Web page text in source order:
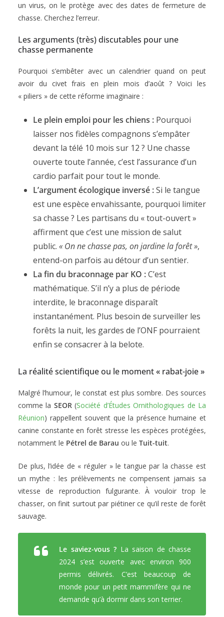
un virus, on le protège avec des dates de fermeture de
chasse. Cherchez l’erreur.
Les arguments (très) discutables pour une
chasse permanente
Pourquoi s’embêter avec un calendrier quand on peut
avoir du civet frais en plein mois d’août ? Voici les
« piliers » de cette réforme imaginaire :
Le plein emploi pour les chiens : Pourquoi
laisser nos fidèles compagnons s’empâter
devant la télé 10 mois sur 12 ? Une chasse
ouverte toute l’année, c’est l’assurance d’un
cardio parfait pour tout le monde.
L’argument écologique inversé :Si le tangue
est une espèce envahissante, pourquoi limiter
sa chasse ? Les partisans du « tout-ouvert »
affirment que c’est une mission de salut
public. « On ne chasse pas, on jardine la forêt »,
entend-on parfois au détour d’un sentier.
La fin du braconnage par KO :C’est
mathématique. S’il n’y a plus de période
interdite, le braconnage disparaît
instantanément. Plus besoin de surveiller les
forêts la nuit, les gardes de l’ONF pourraient
enfin se consacrer à la belote.
La réalité scientifique ou le moment « rabat-joie »
Malgré l’humour, le constat est plus sombre. Des sources
comme la SEOR(Société d’Études Ornithologiques de La
Réunion) rappellent souvent que la présence humaine et
canine constante en forêt stresse les espèces protégées,
notamment le Pétrel de Barau ou le Tuit-tuit.
De plus, l’idée de « réguler » le tangue par la chasse est
un mythe : les prélèvements ne compensent jamais sa
vitesse de reproduction fulgurante. À vouloir trop le
chasser, on finit surtout par piétiner ce qu’il reste de forêt
sauvage.
Le saviez-vous ? La saison de chasse
2024 s’est ouverte avec environ 900
permis délivrés. C’est beaucoup de
monde pour un petit mammifère qui ne
demande qu’à dormir dans son terrier.